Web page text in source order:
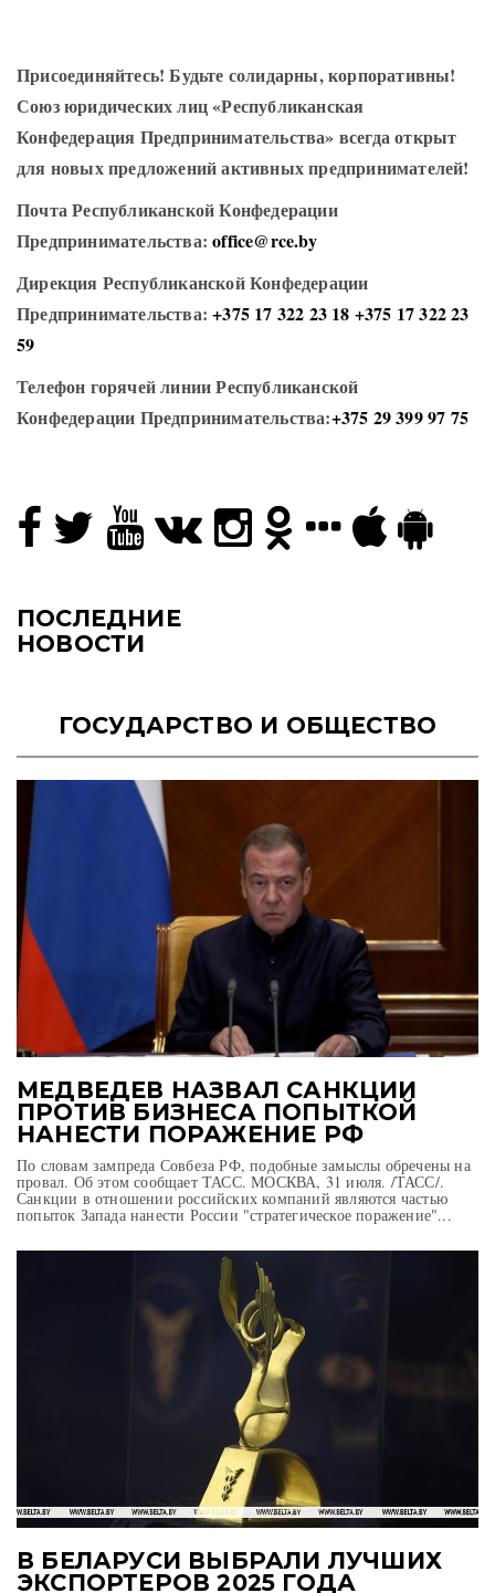
Присоединяйтесь! Будьте солидарны, корпоративны!
Союз юридических лиц «Республиканская
Конфедерация Предпринимательства» всегда открыт
для новых предложений активных предпринимателей!
Почта Республиканской Конфедерации
Предпринимательства:office@rce.by
Дирекция Республиканской Конфедерации
Предпринимательства:+375 17 322 23 18 +375 17 322 23
59
Телефон горячей линии Республиканской
Конфедерации Предпринимательства:+375 29 399 97 75
ПОСЛЕДНИЕ
НОВОСТИ
ГОСУДАРСТВО И ОБЩЕСТВО
МЕДВЕДЕВ НАЗВАЛ САНКЦИИ
ПРОТИВ БИЗНЕСА ПОПЫТКОЙ
НАНЕСТИ ПОРАЖЕНИЕ РФ
По словам зампреда Совбеза РФ, подобные замыслы обречены на
провал. Об этом сообщает ТАСС. МОСКВА, 31 июля. /ТАСС/.
Санкции в отношении российских компаний являются частью
попыток Запада нанести России "стратегическое поражение"...
В БЕЛАРУСИ ВЫБРАЛИ ЛУЧШИХ
ЭКСПОРТЕРОВ 2025 ГОДА